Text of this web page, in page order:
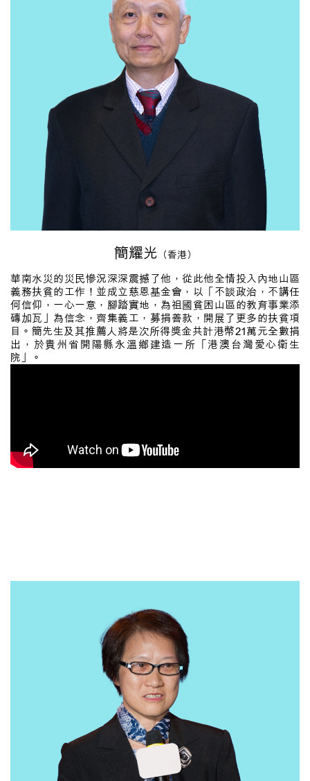
簡耀光 （香港）
華南水災的災民慘況深深震撼了他，從此他全情投入內地山區
義務扶貧的工作！並成立慈恩基金會，以「不談政治，不講任
何信仰，一心一意，腳踏實地，為祖國貧困山區的教育事業添
磚加瓦」為信念，齊集義工，募捐善款，開展了更多的扶貧項
目。簡先生及其推薦人將是次所得獎金共計港幣21萬元全數捐
出，於貴州省開陽縣永溫鄉建造一所「港澳台灣愛心衛生
院」。